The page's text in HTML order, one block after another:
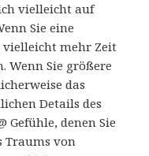
vielleicht auf
Sie eine
vielleicht mehr Zeit
Wenn Sie größere
das
Details des
Gefühle, denen Sie
Traums von